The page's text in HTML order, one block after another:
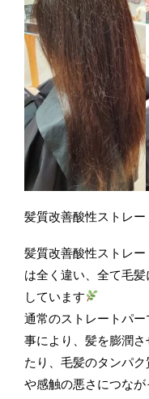
髪質改善酸性ストレ
髪質改善酸性ストレ
は全く違い、全て毛
しています
通常のストレートパ
事により、髪を膨潤
たり、毛髪のタンパ
や感触の悪さにつなが